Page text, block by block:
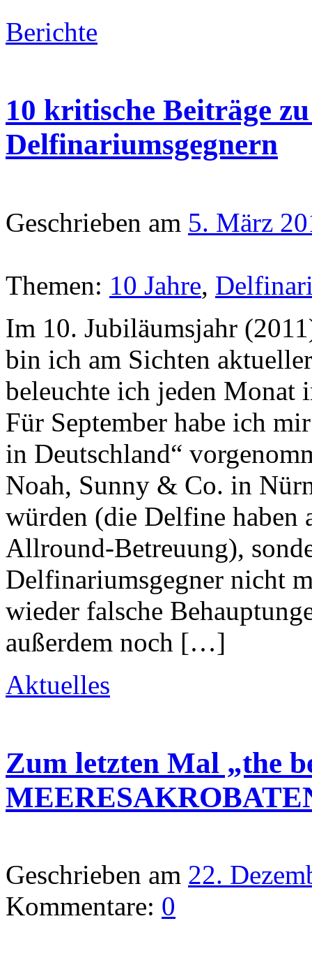
Berichte
10 kritische Beiträge
Delfinariumsgegnern
Geschrieben am 5. März
Themen: 10 Jahre,
Im 10. Jubiläumsjahr
bin ich am Sichten
beleuchte ich jeden Monat
Für September habe ich
in Deutschland“
Noah, Sunny & Co. in
würden (die Delfine haben
Allround-Betreuung),
Delfinariumsgegner nicht
wieder falsche
außerdem noch […]
Aktuelles
Zum letzten Mal „the
Geschrieben am 22.
Kommentare: 0